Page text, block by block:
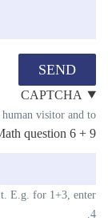
SEND
CAPTCHA
visitor and to
question 6 + 9 =
E.g. for 1+3, enter
4.